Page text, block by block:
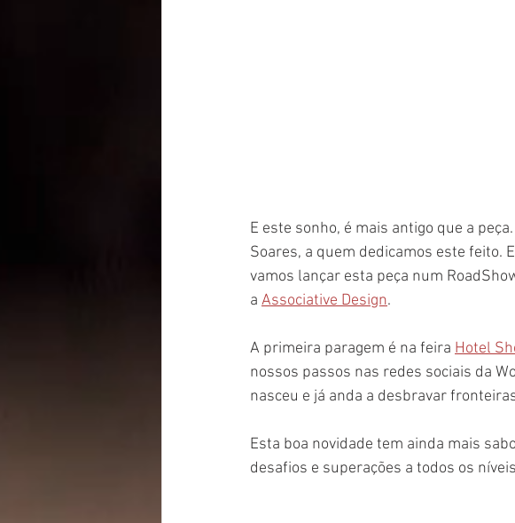
E este sonho, é mais antigo que a
Soares, a quem dedicamos este feito.
vamos lançar esta peça num
a Associative Design.
A primeira paragem é na feira Hotel
nossos passos nas redes sociais da
nasceu e já anda a desbravar
Esta boa novidade tem ainda mais
desafios e superações a todos os